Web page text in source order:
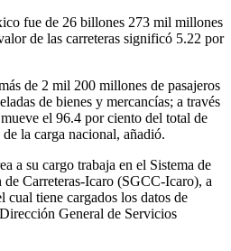
fue de 26 billones 273 mil millones
de las carreteras significó 5.22 por
de 2 mil 200 millones de pasajeros
de bienes y mercancías; a través
el 96.4 por ciento del total de
la carga nacional, añadió.
a su cargo trabaja en el Sistema de
Carreteras-Icaro (SGCC-Icaro), a
cual tiene cargados los datos de
General de Servicios